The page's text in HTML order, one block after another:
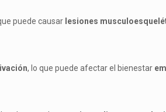
puede causar lesiones
, lo que puede afectar el bienestar